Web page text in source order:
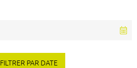
FILTRER PAR DATE